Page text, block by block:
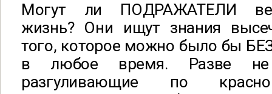
Могут ли ПОДРАЖАТЕЛИ
жизнь? Они ищут знания
того, которое можно было бы
в любое время. Разве не
разгуливающие по